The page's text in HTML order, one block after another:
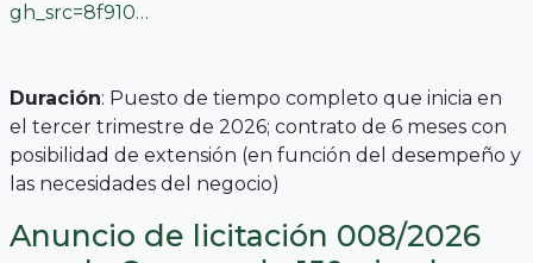
gh_src=8f910…
Duración: Puesto de tiempo completo que inicia en
el tercer trimestre de 2026; contrato de 6 meses con
posibilidad de extensión (en función del desempeño y
las necesidades del negocio)
Anuncio de licitación 008/2026